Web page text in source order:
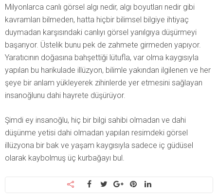
Milyonlarca canlı görsel algı nedir, algı boyutları nedir gibi
kavramları bilmeden, hatta hiçbir bilimsel bilgiye ihtiyaç
duymadan karşısındaki canlıyı görsel yanılgıya düşürmeyi
başarıyor. Üstelik bunu pek de zahmete girmeden yapıyor.
Yaratıcının doğasına bahşettiği lütufla, var olma kaygısıyla
yapılan bu harikulade illüzyon, bilimle yakından ilgilenen ve her
şeye bir anlam yükleyerek zihinlerde yer etmesini sağlayan
insanoğlunu dahi hayrete düşürüyor.
Şimdi ey insanoğlu, hiç bir bilgi sahibi olmadan ve dahi
düşünme yetisi dahi olmadan yapılan resimdeki görsel
illüzyona bir bak ve yaşam kaygısıyla sadece iç güdüsel
olarak kaybolmuş üç kurbağayı bul.